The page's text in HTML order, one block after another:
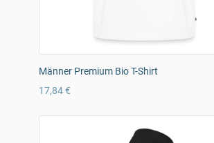
Männer Premium Bio T-Shirt
17,84 €